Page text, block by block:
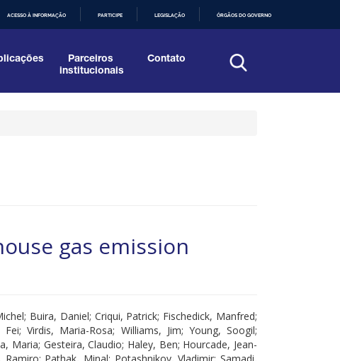
ACESSO À INFORMAÇÃO PARTICIPE LEGISLAÇÃO ÓRGÃOS DO GOVERNO
Parceiros
institucionais
Contato
gas emission
Buira, Daniel; Criqui, Patrick; Fischedick, Manfred;
Virdis, Maria-Rosa; Williams, Jim; Young, Soogil;
Maria; Gesteira, Claudio; Haley, Ben; Hourcade, Jean-